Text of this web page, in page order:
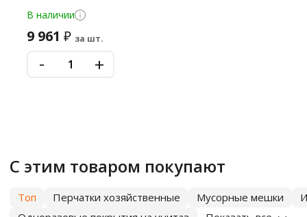
В наличии
9 961 ₽ за шт.
- +
С этим товаром покупают
Топ Перчатки хозяйственные Мусорные мешки